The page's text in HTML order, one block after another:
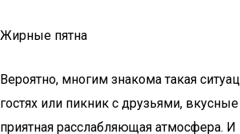
Жирные пятна
Вероятно, многим знакома такая
гостях или пикник с друзьями,
приятная расслабляющая атмосфера. И